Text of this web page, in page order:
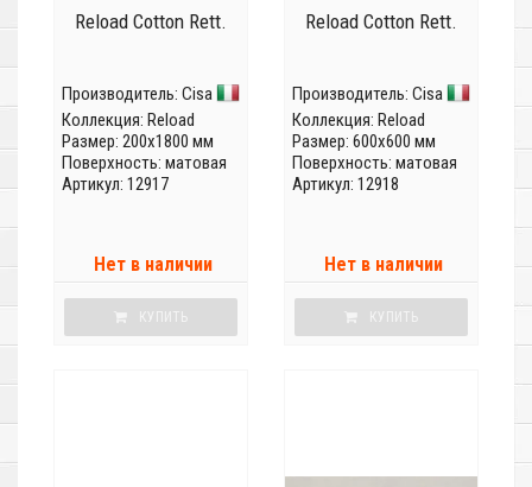
Reload Cotton Rett.
Производитель: Cisa
Коллекция: Reload
Размер: 200x1800 мм
Поверхность: матовая
Артикул: 12917
Нет в наличии
КУПИТЬ
Reload Cotton Rett.
Производитель: Cisa
Коллекция: Reload
Размер: 600x600 мм
Поверхность: матовая
Артикул: 12918
Нет в наличии
КУПИТЬ